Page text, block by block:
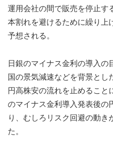
運用会社の間で販売を停止す
本割れを避けるために繰り上
予想される。
日銀のマイナス金利の導入の
国の景気減速などを背景とし
円高株安の流れを止めること
のマイナス金利導入発表後の
り、むしろリスク回避の動き
た。